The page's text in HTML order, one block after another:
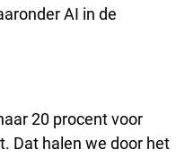
AI in de
20 procent voor
Dat halen we door het